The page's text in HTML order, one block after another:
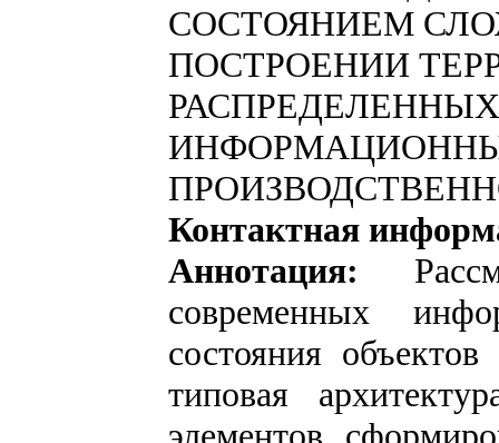
СОСТОЯНИЕМ
ПОСТРОЕНИИ
Контактная
Аннотация:
современных
состояния
типовая